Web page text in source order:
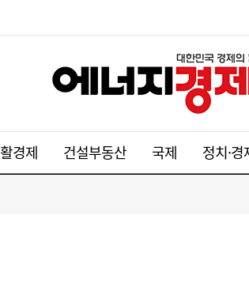
경제 건설부동산 국제 정치·경